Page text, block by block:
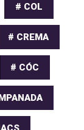
# COL
# CREMA
# CÓC